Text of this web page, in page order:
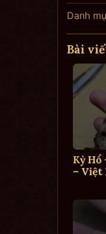
Danh
Bài
Kỳ Hổ
– Việt